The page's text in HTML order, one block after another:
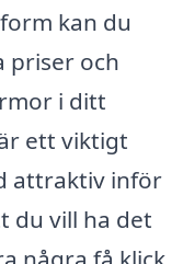
kan du
priser och
i ditt
ett viktigt
attraktiv inför
du vill ha det